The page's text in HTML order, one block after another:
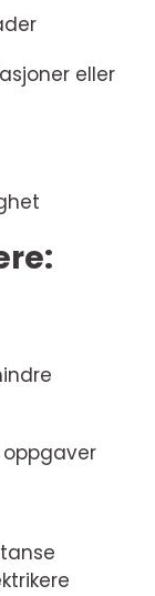
eller
oppgaver